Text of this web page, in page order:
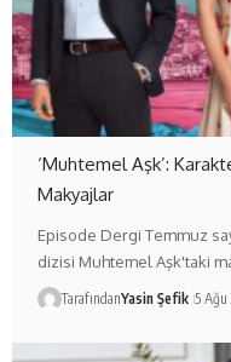
‘Muhtemel Aşk’:
Makyajlar
Episode Dergi Temmuz
dizisi Muhtemel Aşk'taki
TarafındanYasin Şefik 5